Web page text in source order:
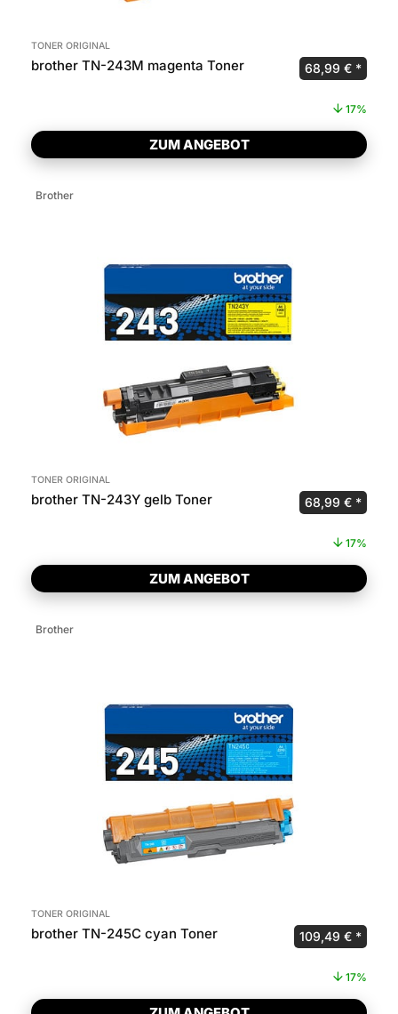
TONER ORIGINAL
brother TN-243M magenta Toner Ursprünglicher
68,99 €
17%
ZUM ANGEBOT
Brother
TONER ORIGINAL
brother TN-243Y gelb Toner Ursprünglicher
68,99 €
17%
ZUM ANGEBOT
Brother
TONER ORIGINAL
brother TN-245C cyan Toner Ursprünglicher
109,49 €
17%